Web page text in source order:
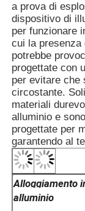
APPL
a prova di
dispositivo di
per funzionare
cui la presenza
potrebbe
progettate con
per evitare che
circostante.
materiali
alluminio e
progettate per
garantendo al
Alloggiamento
alluminio